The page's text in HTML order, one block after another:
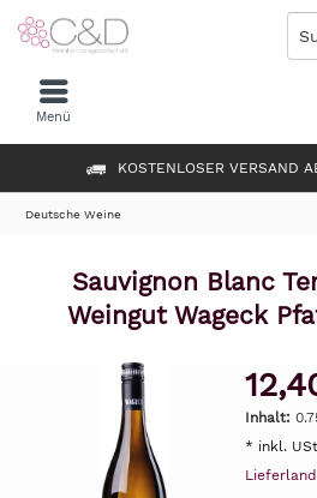
KOSTENLOSER VERSAND
Menü
Deutsche Weine
Sauvignon Blanc
Weingut Wageck
Inhalt:
* inkl.
Lieferland